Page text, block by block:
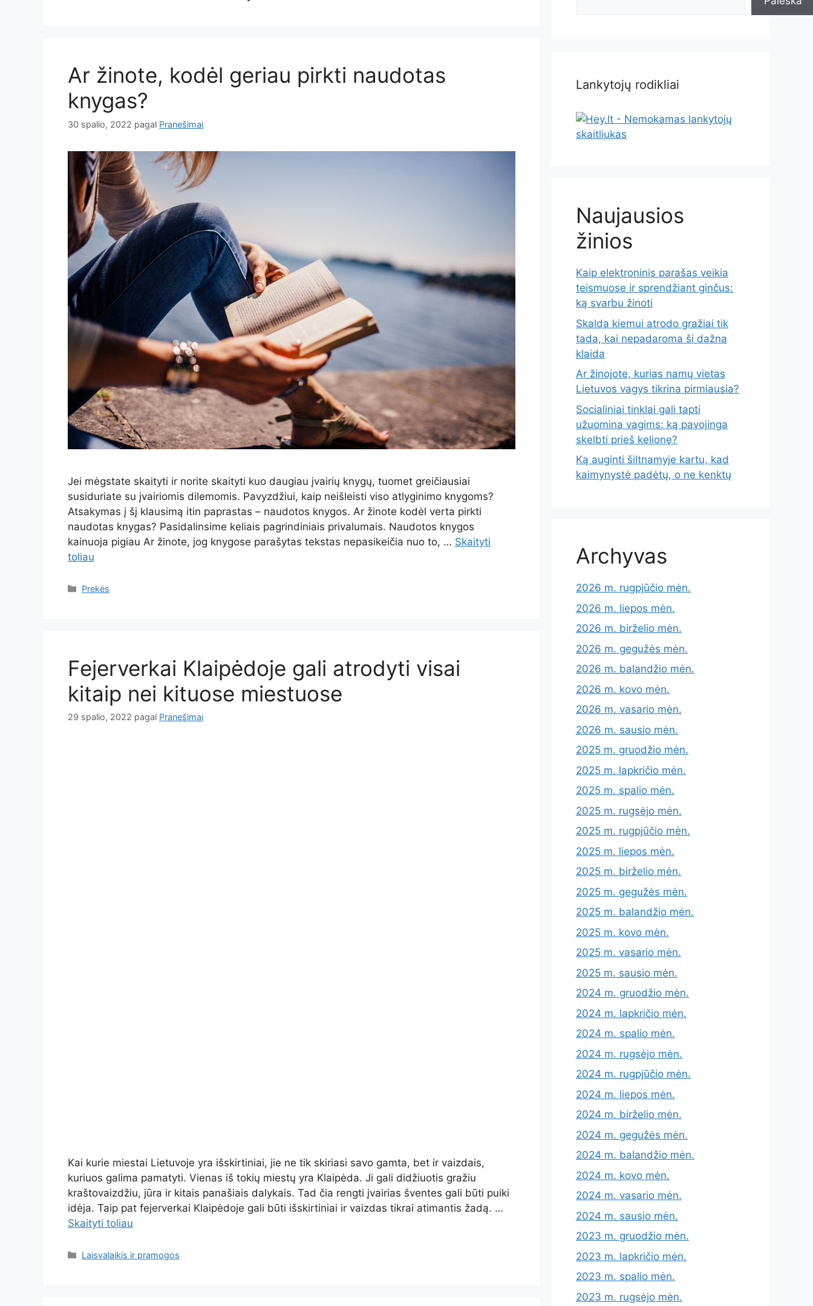
Ar žinote, kodėl geriau pirkti naudotas
knygas?
30 spalio, 2022 pagal Pranešimai
Jei mėgstate skaityti ir norite skaityti kuo daugiau įvairių knygų, tuomet greičiausiai
susiduriate su įvairiomis dilemomis. Pavyzdžiui, kaip neišleisti viso atlyginimo knygoms?
Atsakymas į šį klausimą itin paprastas – naudotos knygos. Ar žinote kodėl verta pirkti
naudotas knygas? Pasidalinsime keliais pagrindiniais privalumais. Naudotos knygos
kainuoja pigiau Ar žinote, jog knygose parašytas tekstas nepasikeičia nuo to, … Skaityti
toliau
Kategorijos
Prekės
Fejerverkai Klaipėdoje gali atrodyti visai
kitaip nei kituose miestuose
29 spalio, 2022 pagal Pranešimai
Kai kurie miestai Lietuvoje yra išskirtiniai, jie ne tik skiriasi savo gamta, bet ir vaizdais,
kuriuos galima pamatyti. Vienas iš tokių miestų yra Klaipėda. Ji gali didžiuotis gražiu
kraštovaizdžiu, jūra ir kitais panašiais dalykais. Tad čia rengti įvairias šventes gali būti puiki
idėja. Taip pat fejerverkai Klaipėdoje gali būti išskirtiniai ir vaizdas tikrai atimantis žadą. …
Skaityti toliau
Kategorijos
Laisvalaikis ir pramogos
Lankytojų rodikliai
Naujausios
žinios
Kaip elektroninis parašas veikia
teismuose ir sprendžiant ginčus:
ką svarbu žinoti
Skalda kiemui atrodo gražiai tik
tada, kai nepadaroma ši dažna
klaida
Ar žinojote, kurias namų vietas
Lietuvos vagys tikrina pirmiausia?
Socialiniai tinklai gali tapti
užuomina vagims: ką pavojinga
skelbti prieš kelionę?
Ką auginti šiltnamyje kartu, kad
kaimynystė padėtų, o ne kenktų
Archyvas
2026 m. rugpjūčio mėn.
2026 m. liepos mėn.
2026 m. birželio mėn.
2026 m. gegužės mėn.
2026 m. balandžio mėn.
2026 m. kovo mėn.
2026 m. vasario mėn.
2026 m. sausio mėn.
2025 m. gruodžio mėn.
2025 m. lapkričio mėn.
2025 m. spalio mėn.
2025 m. rugsėjo mėn.
2025 m. rugpjūčio mėn.
2025 m. liepos mėn.
2025 m. birželio mėn.
2025 m. gegužės mėn.
2025 m. balandžio mėn.
2025 m. kovo mėn.
2025 m. vasario mėn.
2025 m. sausio mėn.
2024 m. gruodžio mėn.
2024 m. lapkričio mėn.
2024 m. spalio mėn.
2024 m. rugsėjo mėn.
2024 m. rugpjūčio mėn.
2024 m. liepos mėn.
2024 m. birželio mėn.
2024 m. gegužės mėn.
2024 m. balandžio mėn.
2024 m. kovo mėn.
2024 m. vasario mėn.
2024 m. sausio mėn.
2023 m. gruodžio mėn.
2023 m. lapkričio mėn.
2023 m. spalio mėn.
2023 m. rugsėjo mėn.